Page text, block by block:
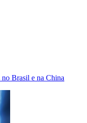
no Brasil e na China